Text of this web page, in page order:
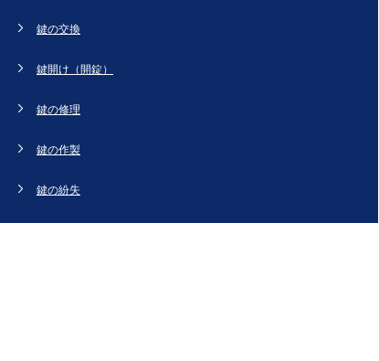
鍵の交換
鍵開け（開錠）
鍵の修理
鍵の作製
鍵の紛失